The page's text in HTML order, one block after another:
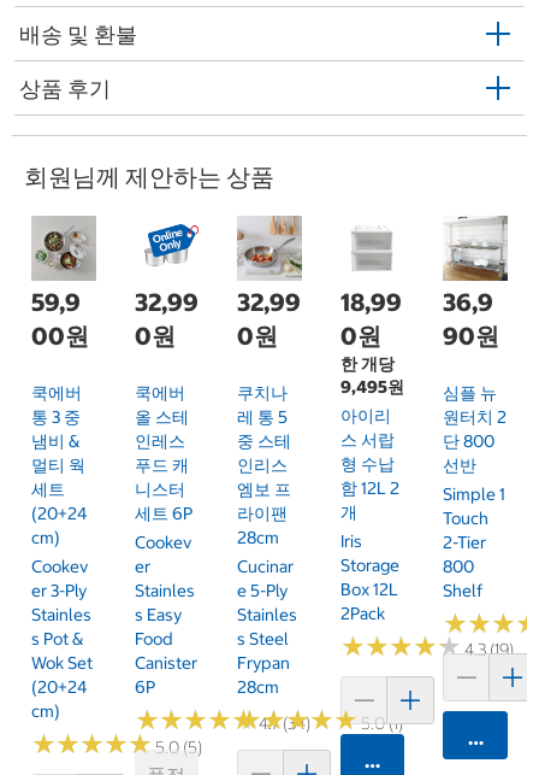
배송 및 환불
상품 후기
회원님께 제안하는 상품
59,9
00원
쿡에버
통 3 중
냄비 &
멀티 웍
세트
(20+24
Cm)
Cookev
Er 3-Ply
Stainles
S Pot &
Wok Set
(20+24
Cm)
★★★★★
★★★★★ 5.0 (5)
32,99
0원
쿡에버
올 스테
인레스
푸드 캐
니스터
세트 6P
Cookev
Er
Stainles
S Easy
Food
Canister
6P
★★★★★
★★★★★4.7 (34)
32,99
0원
쿠치나
레 통 5
중 스테
인리스
엠보 프
라이팬
28cm
Cucinar
E 5-Ply
Stainles
S Steel
Frypan
28cm
★★★★★
★★★★★5.0 (1)
18,99
0원
한 개당
9,495원
아이리
스 서랍
형 수납
함 12L 2
개
Iris
Storage
Box 12L
2Pack
★★★★★
★★★★★4.3 (19)
카트에 담기
36,9
90원
심플 뉴
원터치 2
단 800
선반
Simple 1
Touch
2-Tier
800
Shelf
★★★
★★★
카트에